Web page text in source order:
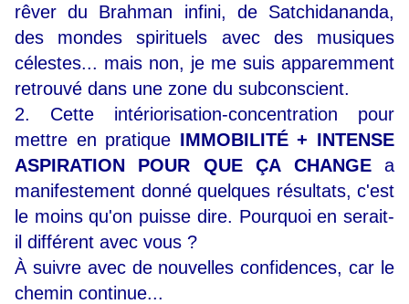
rêver du Brahman infini, de Satchidananda,
des mondes spirituels avec des musiques
célestes... mais non, je me suis apparemment
retrouvé dans une zone du subconscient.
2. Cette intériorisation-concentration pour
mettre en pratique IMMOBILITÉ + INTENSE
ASPIRATION POUR QUE ÇA CHANGEa
manifestement donné quelques résultats, c'est
le moins qu'on puisse dire. Pourquoi en serait-
il différent avec vous ?
À suivre avec de nouvelles confidences, car le
chemin continue...